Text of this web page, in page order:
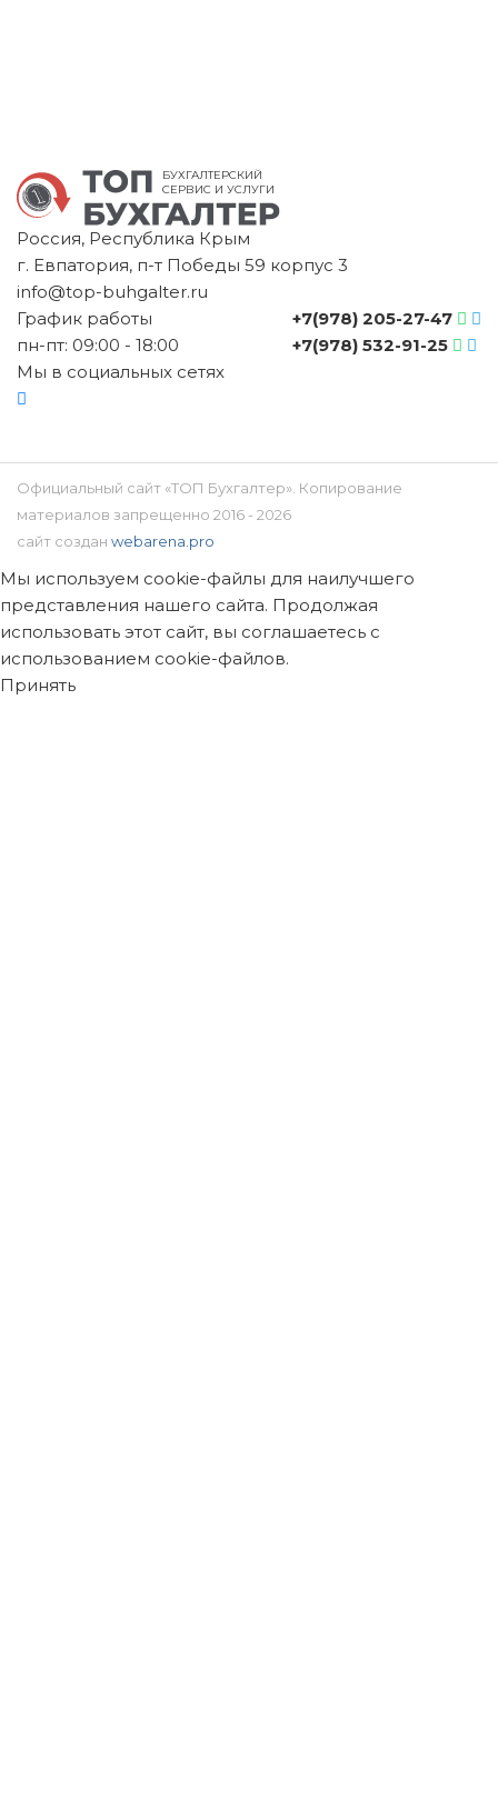
БУХГАЛТЕРСКИЙ
СЕРВИС И УСЛУГИ
Россия, Республика Крым
г. Евпатория, п-т Победы 59 корпус 3
info@top-buhgalter.ru
График работы
пн-пт: 09:00 - 18:00
+7(978) 205-27-47
+7(978) 532-91-25
Мы в социальных сетях
Официальный сайт «ТОП Бухгалтер». Копирование
материалов запрещенно 2016 - 2026
сайт создан webarena.pro
Мы используем cookie-файлы для наилучшего
представления нашего сайта. Продолжая
использовать этот сайт, вы соглашаетесь с
использованием cookie-файлов.
Принять